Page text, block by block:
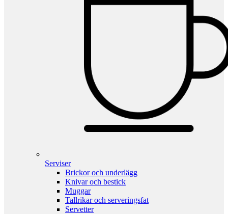
Serviser
Brickor och underlägg
Knivar och bestick
Muggar
Tallrikar och serveringsfat
Servetter